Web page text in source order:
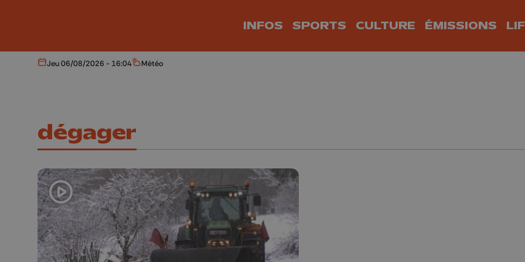
INFOS SPORTS CULTURE ÉMISSIONS
Aujourd'hui
Jeu 06/08/2026 - 16:04 Météo
Météo
dégager